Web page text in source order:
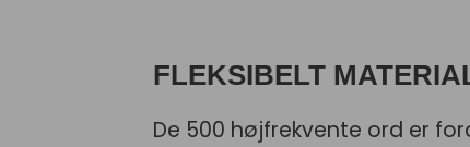
FLEKSIBELT
De 500 højfrekvente ord er